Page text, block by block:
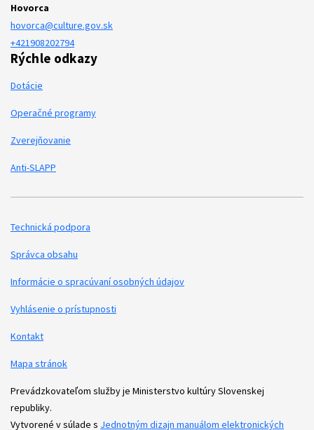
Hovorca
hovorca@culture.gov.sk
+421908202794
Rýchle odkazy
Dotácie
Operačné programy
Zverejňovanie
Anti-SLAPP
Podporné odkazy
Technická podpora
Správca obsahu
Informácie o spracúvaní osobných údajov
Vyhlásenie o prístupnosti
Kontakt
Mapa stránok
Prevádzkovateľom služby je Ministerstvo kultúry Slovenskej
republiky.
Vytvorené v súlade s Jednotným dizajn manuálom elektronických